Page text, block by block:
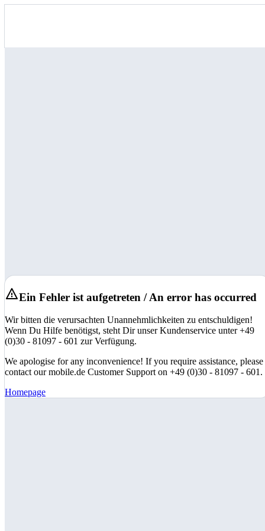
Ein Fehler ist aufgetreten / An error has occurred
Wir bitten die verursachten Unannehmlichkeiten zu entschuldigen!
Wenn Du Hilfe benötigst, steht Dir unser Kundenservice unter +49
(0)30 - 81097 - 601 zur Verfügung.
We apologise for any inconvenience! If you require assistance, please
contact our mobile.de Customer Support on +49 (0)30 - 81097 - 601.
Homepage